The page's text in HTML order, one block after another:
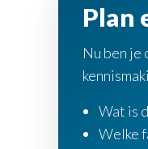
Plan
Nu ben
Wat is
Welke